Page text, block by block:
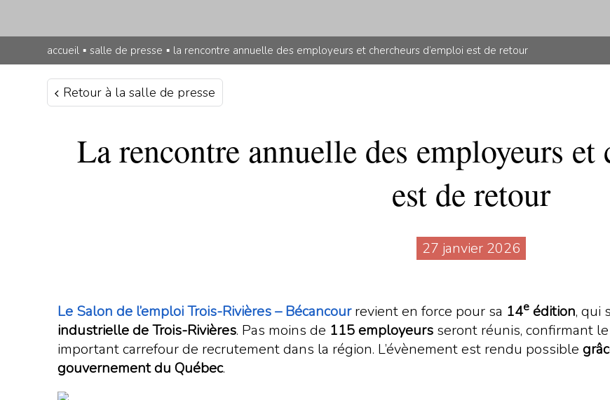
accueil ▪ salle de presse ▪ la rencontre annuelle des employeurs et chercheurs d’emploi est de retour
Retour à la salle de presse
La rencontre annuelle des employeurs et
est de retour
27 janvier 2026
Le Salon de l’emploi Trois-Rivières – Bécancourrevient en force pour sa 14e édition, qui
industrielle de Trois-Rivières. Pas moins de 115 employeurs seront réunis, confirmant
important carrefour de recrutement dans la région. L’évènement est rendu possible
gouvernement du Québec.